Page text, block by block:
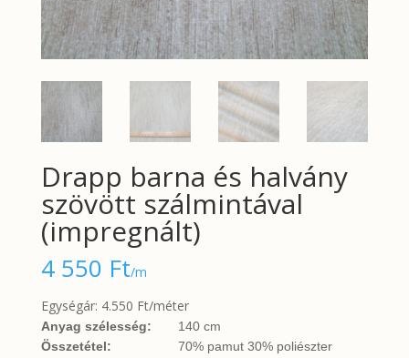
Drapp barna és halvány
szövött szálmintával
(impregnált)
4 550 Ft/m
Egységár: 4.550 Ft/méter
Anyag szélesség:
140 cm
Összetétel:
70% pamut 30% poliészter